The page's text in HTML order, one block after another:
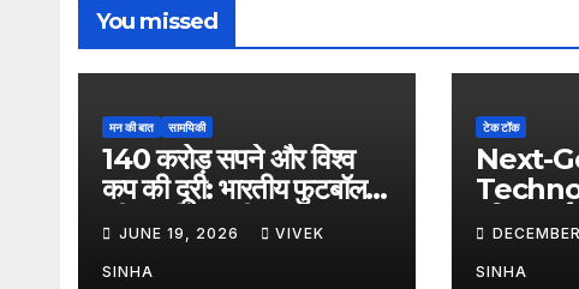
You missed
मन की बात सामयिकी
140 करोड़ सपने और विश्व
कप की दूरी: भारतीय फुटबॉल
की अधूरी कहानी
JUNE 19, 2026 VIVEK
SINHA
टेक टॉक
Next-
दुनिया,
भविष्य
SINHA